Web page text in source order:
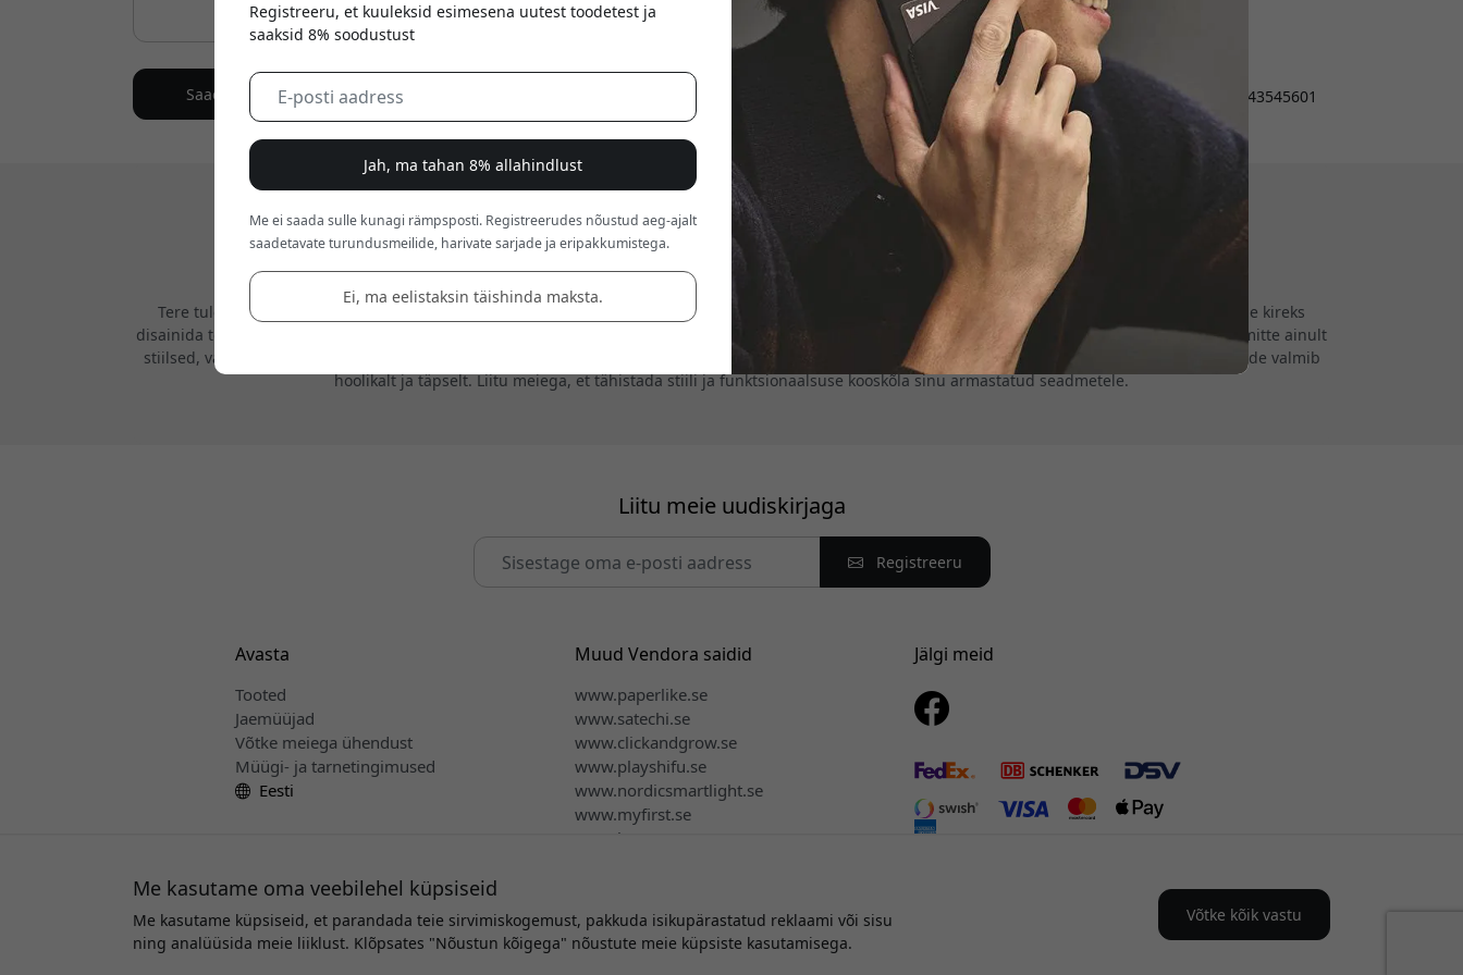
Saada
E-post:
info@mujjo.se
Registrikood: 556843-5456
Käibemaksukohustuslase
registreerimisnumber: SE556843545601
Peakontor: Lomma
Teave: Mujjo
Tere tulemast Mujjo juurde, kus ühendame käsitöö ja tehnoloogia, et luua kvaliteetseid lisatarvikuid Apple seadmetele. Asutatud 2011. aastal, on meie kireks
disainida tooteid, mis teevad igapäevase kasutuskogemuse paremaks ja säilitavad samal ajal ajatu esteetika. Meie nahast ümbrised ja kaitsekotid pole mitte ainult
stiilsed, vaid ka praktilised, pakkudes kaitset elegantsuses järeleandmisi tegemata. Peame esmatähtsaks vastupidavust ja kvaliteeti, tagades, et iga toode valmib
hoolikalt ja täpselt. Liitu meiega, et tähistada stiili ja funktsionaalsuse kooskõla sinu armastatud seadmetele.
Liitu meie uudiskirjaga
Registreeru
Avasta
Tooted
Jaemüüjad
Võtke meiega ühendust
Müügi- ja tarnetingimused
Eesti
Muud Vendora saidid
www.paperlike.se
www.satechi.se
www.clickandgrow.se
www.playshifu.se
www.nordicsmartlight.se
www.myfirst.se
www.herqs.se
Jälgi meid
Autoriõigus © 2026 Vendora Nordic - Mujjo® ametlik turustaja Eesti-s
Me kasutame oma veebilehel küpsiseid
Me kasutame küpsiseid, et parandada teie sirvimiskogemust, pakkuda isikupärastatud reklaami või sisu
ning analüüsida meie liiklust. Klõpsates "Nõustun kõigega" nõustute meie küpsiste kasutamisega.
Võtke kõik vastu
Registreeru, et kuuleksid esimesena uutest toodetest ja
saaksid 8% soodustust
Jah, ma tahan 8% allahindlust
Me ei saada sulle kunagi rämpsposti. Registreerudes nõustud aeg-ajalt
saadetavate turundusmeilide, harivate sarjade ja eripakkumistega.
Ei, ma eelistaksin täishinda maksta.